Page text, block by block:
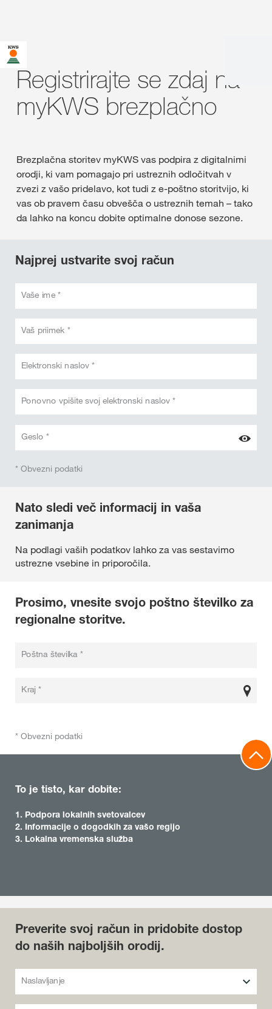
Registrirajte se zdaj na
myKWS brezplačno
Brezplačna storitev myKWS vas podpira z digitalnimi
orodji, ki vam pomagajo pri ustreznih odločitvah v
zvezi z vašo pridelavo, kot tudi z e-poštno storitvijo, ki
vas ob pravem času obvešča o ustreznih temah – tako
da lahko na koncu dobite optimalne donose sezone.
Najprej ustvarite svoj račun
Vaše ime *
Vaš priimek *
Elektronski naslov *
Ponovno vpišite svoj elektronski naslov *
Geslo *
* Obvezni podatki
Nato sledi več informacij in vaša
zanimanja
Na podlagi vaših podatkov lahko za vas sestavimo
ustrezne vsebine in priporočila.
Prosimo, vnesite svojo poštno številko za
regionalne storitve.
Poštna številka *
Kraj *
* Obvezni podatki
To je tisto, kar dobite:
1. Podpora lokalnih svetovalcev
2. Informacije o dogodkih za vašo regijo
3. Lokalna vremenska služba
Preverite svoj račun in pridobite dostop
do naših najboljših orodij.
Naslavljanje